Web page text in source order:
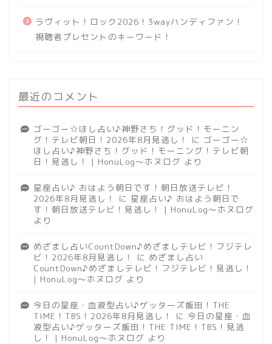
ラヴィット！ロック2026！3wayハンディファン！
視聴者プレセントのキーワード！
最近のコメント
ゴーゴー☆ほし占い♪神野さち！グッド！モーニン
グ！テレビ朝日！2026年8月見逃し！
に ゴーゴー☆
ほし占い♪神野さち！グッド！モーニング！テレビ朝
日！見逃し！ | HonuLog～ホヌログ より
星座占い♪ おはよう朝日です！朝日放送テレビ！
2026年8月見逃し！
に 星座占い♪ おはよう朝日で
す！朝日放送テレビ！見逃し！ | HonuLog～ホヌログ
より
めざまし占いCountDown♪めざましテレビ！フジテレ
ビ！2026年8月見逃し！
に めざまし占い
CountDown♪めざましテレビ！フジテレビ！見逃し！
| HonuLog～ホヌログ より
今日の星座・血液型占い♪ゲッターズ飯田！THE
TIME！TBS！2026年8月見逃し！
に 今日の星座・血
液型占い♪ゲッターズ飯田！THE TIME！TBS！見逃
し！ | HonuLog～ホヌログ より